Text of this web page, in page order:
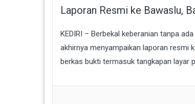
Laporan Resmi ke Bawaslu,
KEDIRI – Berbekal keberanian tanpa
akhirnya menyampaikan laporan resmi
berkas bukti termasuk tangkapan layar